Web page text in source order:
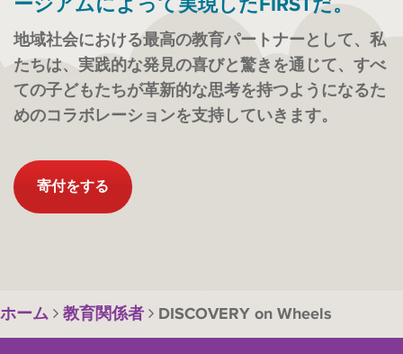
ージアムによって実現したFIRSTだ。
地域社会における最高の教育パートナーとして、私
たちは、実践的な発見の喜びと驚きを通じて、すべ
ての子どもたちが革新的な思考を持つようになるた
めのコラボレーションを支持していきます。
寄付をする
ホーム 教育関係者 DISCOVERY on Wheels